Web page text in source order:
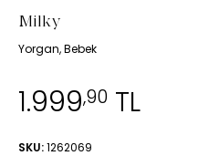
Milky
Yorgan, Bebek
1.999,90 TL
SKU:1262069